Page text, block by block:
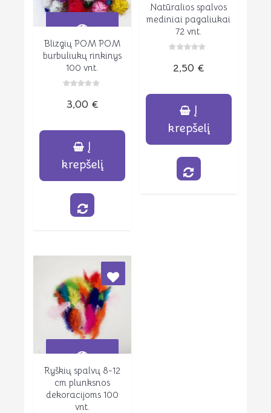
Peržiūrėti
Blizgių POM POM
burbuliukų rinkinys
100 vnt.
iš3,00 €
Į
krepšelį
Peržiūrėti
Natūralios spalvos
mediniai pagaliukai
72 vnt.
iš2,50 €
Į
krepšelį
Peržiūrėti
Ryškių spalvų 8-12
cm plunksnos
dekoracijoms 100
vnt.